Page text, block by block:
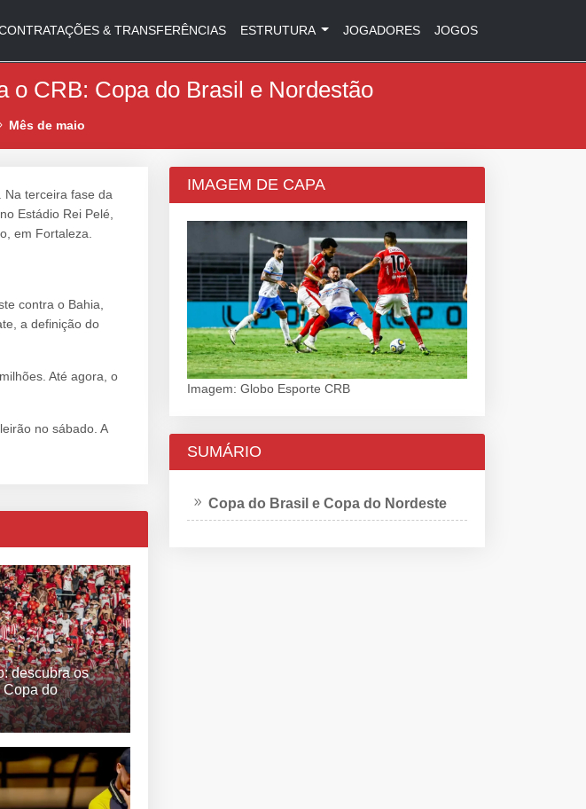
& TRANSFERÊNCIAS ESTRUTURA JOGADORES JOGOS
o CRB: Copa do Brasil e Nordestão
Mês de maio
Na terceira fase da
Estádio Rei Pelé,
em Fortaleza.
contra o Bahia,
a definição do
Até agora, o
no sábado. A
descubra os
Copa do
IMAGEM DE CAPA
Imagem: Globo Esporte CRB
SUMÁRIO
Copa do Brasil e Copa do Nordeste